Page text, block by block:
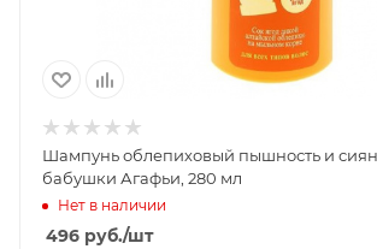
Шампунь облепиховый пышность и
бабушки Агафьи, 280 мл
Нет в наличии
496 руб./шт